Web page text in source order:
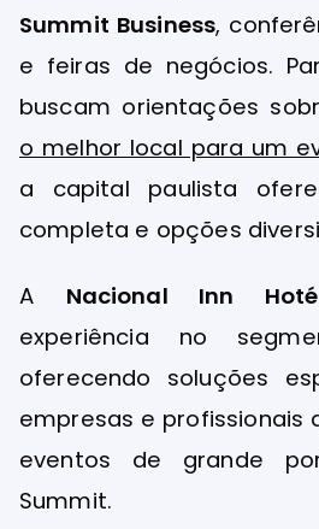
Summit Business,
e feiras de negócios.
buscam orientações
o melhor local para um
a capital paulista
completa e opções
A Nacional Inn
experiência no
oferecendo soluções
empresas e profissionais
eventos de grande
Summit.